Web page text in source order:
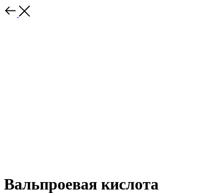
Вальпроевая кислота